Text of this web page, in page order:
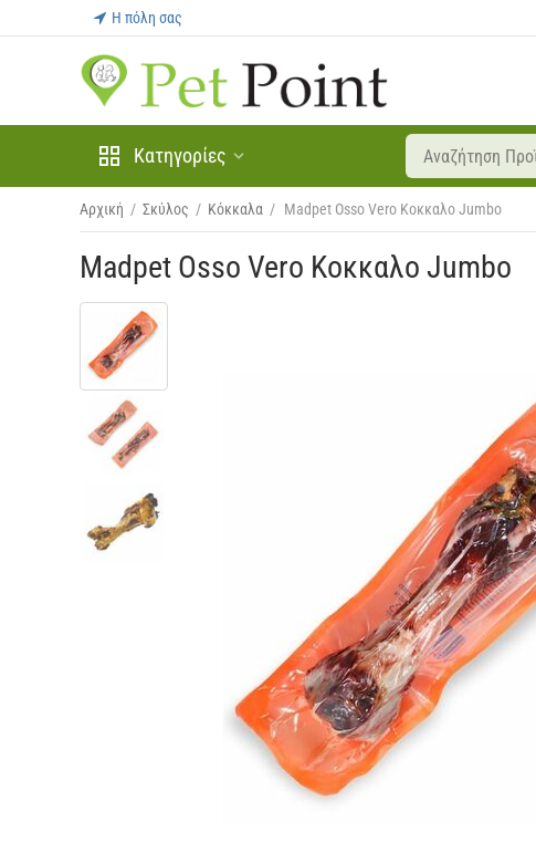
Η πόλη σας
Κατηγορίες
Αρχική / Σκύλος / Κόκκαλα / Madpet Osso Vero Κοκκαλο Jumbo
Madpet Osso Vero Κοκκαλο Jumbo